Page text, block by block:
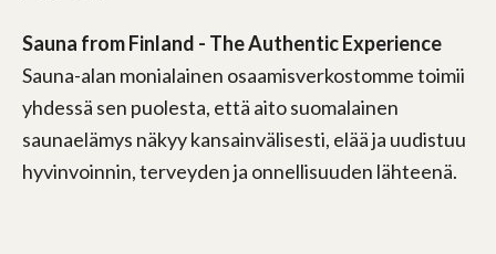
Sauna from Finland - The Authentic Experience
Sauna-alan monialainen osaamisverkostomme toimii
yhdessä sen puolesta, että aito suomalainen
saunaelämys näkyy kansainvälisesti, elää ja uudistuu
hyvinvoinnin, terveyden ja onnellisuuden lähteenä.